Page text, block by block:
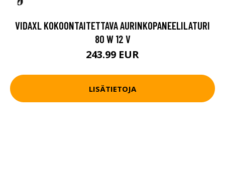
VIDAXL KOKOONTAITETTAVA AURINKOPANEELILATURI
80 W 12 V
243.99 EUR
LISÄTIETOJA